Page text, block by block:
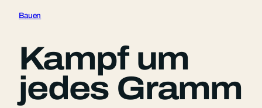
Bauen
Kampf um
jedes Gramm